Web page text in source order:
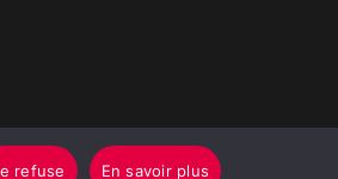
refuse En savoir plus